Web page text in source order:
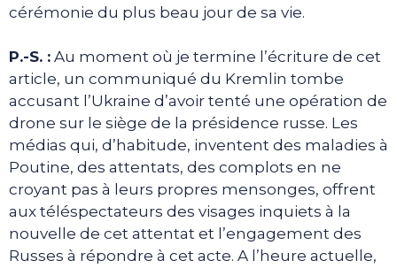
cérémonie du plus beau jour de sa vie.
P.-S. : Au moment où je termine l’écriture de cet
article, un communiqué du Kremlin tombe
accusant l’Ukraine d’avoir tenté une opération de
drone sur le siège de la présidence russe. Les
médias qui, d’habitude, inventent des maladies à
Poutine, des attentats, des complots en ne
croyant pas à leurs propres mensonges, offrent
aux téléspectateurs des visages inquiets à la
nouvelle de cet attentat et l’engagement des
Russes à répondre à cet acte. A l’heure actuelle,